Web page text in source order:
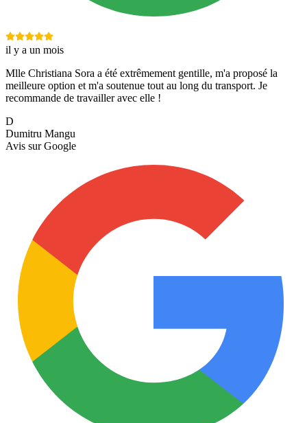
il y a un mois
Mlle Christiana Sora a été extrêmement gentille, m'a proposé la
meilleure option et m'a soutenue tout au long du transport. Je
recommande de travailler avec elle !
D
Dumitru Mangu
Avis sur Google